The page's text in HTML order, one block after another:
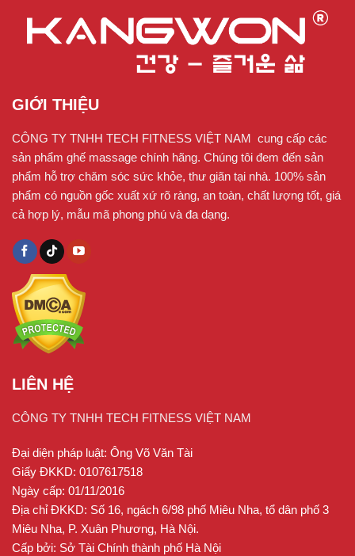
Hệ thống túi khí bố trí trên ghế massage Kangwon LX-570
được bố trí tại các vùng cơ mềm như như vai, tay, bắp
chân, bàn chân sẽ ép nhả đều đặn, giúp chống căng cứng
cơ, giảm phù nề, tăng độ đàn hồi cho các bó cơ, đặc biệt
ở lưng kết hợp cầu gai massage ở tay giúp tăng cường
dịch, giảm đau xương khớp,…
Bay bổng thư giãn cùng chế độ massage
không trọng lực – Zero Gravity
Khi chọn chế độ không trọng lực trên bàn điều khiển, ghế
massage sẽ từ từ ngả về sau, lưng ghế và chân tạo thành
GIỚI THIỆU
CÔNG TY TNHH TECH FITNESS VIỆT NAM cung cấp các
sản phẩm ghế massage chính hãng. Chúng tôi đem đến sản
phẩm hỗ trợ chăm sóc sức khỏe, thư giãn tại nhà. 100% sản
phẩm có nguồn gốc xuất xứ rõ ràng, an toàn, chất lượng tốt, giá
cả hợp lý, mẫu mã phong phú và đa dạng.
LIÊN HỆ
CÔNG TY TNHH TECH FITNESS VIỆT NAM
Đại diện pháp luật: Ông Võ Văn Tài
Giấy ĐKKD: 0107617518
Ngày cấp: 01/11/2016
Địa chỉ ĐKKD: Số 16, ngách 6/98 phố Miêu Nha, tổ dân phố 3
Miêu Nha, P. Xuân Phương, Hà Nội.
Cấp bởi: Sở Tài Chính thành phố Hà Nội